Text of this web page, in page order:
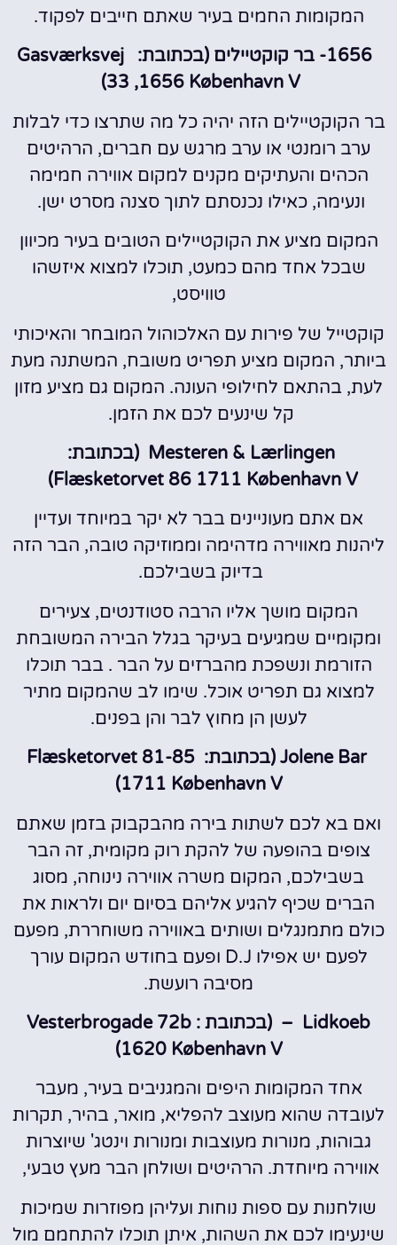
המקומות החמים בעיר שאתם חייבים לפקוד.
1656- בר קוקטיילים (בכתובת: Gasværksvej
33 ,1656 København V)
בר הקוקטיילים הזה יהיה כל מה שתרצו כדי לבלות
ערב רומנטי או ערב מרגש עם חברים, הרהיטים
הכהים והעתיקים מקנים למקום אווירה חמימה
ונעימה, כאילו נכנסתם לתוך סצנה מסרט ישן.
המקום מציע את הקוקטיילים הטובים בעיר מכיוון
שבכל אחד מהם כמעט, תוכלו למצוא איזשהו
טוויסט,
קוקטייל של פירות עם האלכוהול המובחר והאיכותי
ביותר, המקום מציע תפריט משובח, המשתנה מעת
לעת, בהתאם לחילופי העונה. המקום גם מציע מזון
קל שינעים לכם את הזמן.
Mesteren & Lærlingen (בכתובת:
Flæsketorvet 86 1711 København V)
אם אתם מעוניינים בבר לא יקר במיוחד ועדיין
ליהנות מאווירה מדהימה וממוזיקה טובה, הבר הזה
בדיוק בשבילכם.
המקום מושך אליו הרבה סטודנטים, צעירים
ומקומיים שמגיעים בעיקר בגלל הבירה המשובחת
הזורמת ונשפכת מהברזים על הבר . בבר תוכלו
למצוא גם תפריט אוכל. שימו לב שהמקום מתיר
לעשן הן מחוץ לבר והן בפנים.
Jolene Bar (בכתובת: Flæsketorvet 81-85
1711 København V)
ואם בא לכם לשתות בירה מהבקבוק בזמן שאתם
צופים בהופעה של להקת רוק מקומית, זה הבר
בשבילכם, המקום משרה אווירה נינוחה, מסוג
הברים שכיף להגיע אליהם בסיום יום ולראות את
כולם מתמנגלים ושותים באווירה משוחררת, מפעם
לפעם יש אפילו D.J ופעם בחודש המקום עורך
מסיבה רועשת.
Lidkoeb – (בכתובת : Vesterbrogade 72b
1620 København V)
אחד המקומות היפים והמגניבים בעיר, מעבר
לעובדה שהוא מעוצב להפליא, מואר, בהיר, תקרות
גבוהות, מנורות מעוצבות ומנורות וינטג' שיוצרות
אווירה מיוחדת. הרהיטים ושולחן הבר מעץ טבעי,
שולחנות עם ספות נוחות ועליהן מפוזרות שמיכות
שינעימו לכם את השהות, איתן תוכלו להתחמם מול